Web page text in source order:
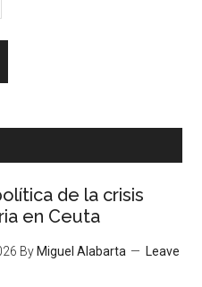
de la crisis
en Ceuta
By Miguel Alabarta
Leave